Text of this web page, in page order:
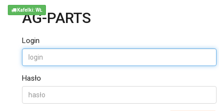
AG-PARTS
Login
Hasło
Kafelki: WŁ